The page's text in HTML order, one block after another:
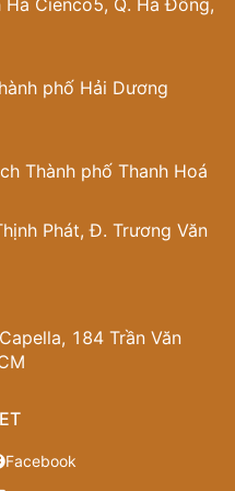
Cao Cấp
trong từng chi tiết trang
(molding) chạy quanh
kế với độ dày và tỷ lệ
sự phong phú cho mặt
lan can cân bằng giữa
lan can đều được tính
độ cao.
khôi kết hợp với khung
tương phản hài hòa và
không chỉ bảo vệ công
nhấn mạnh mẽ, làm
của từng vật liệu
bảo vẻ đẹp bền vững
Cienco5, Q. Hà Đông,
phố Hải Dương
Thành phố Thanh Hoá
Phát, Đ. Trương Văn
184 Trần Văn
Facebook